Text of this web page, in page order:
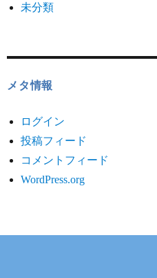
未分類
メタ情報
ログイン
投稿フィード
コメントフィード
WordPress.org